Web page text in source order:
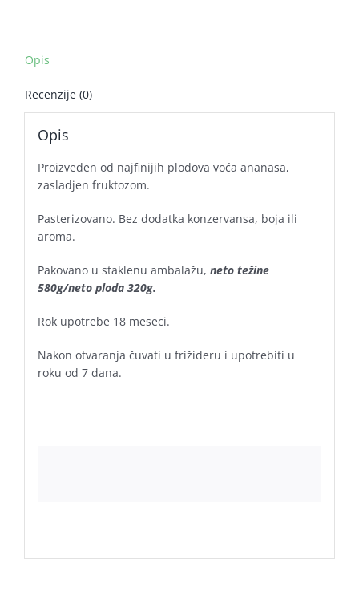
Opis
Recenzije (0)
Opis
Proizveden od najfinijih plodova voća ananasa,
zasladjen fruktozom.
Pasterizovano. Bez dodatka konzervansa, boja ili
aroma.
Pakovano u staklenu ambalažu, neto težine
580g/neto ploda 320g.
Rok upotrebe 18 meseci.
Nakon otvaranja čuvati u frižideru i upotrebiti u
roku od 7 dana.